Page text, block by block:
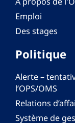
Emploi
Des stages
Politique
Alerte –
l’OPS/OMS
Relations
Système de